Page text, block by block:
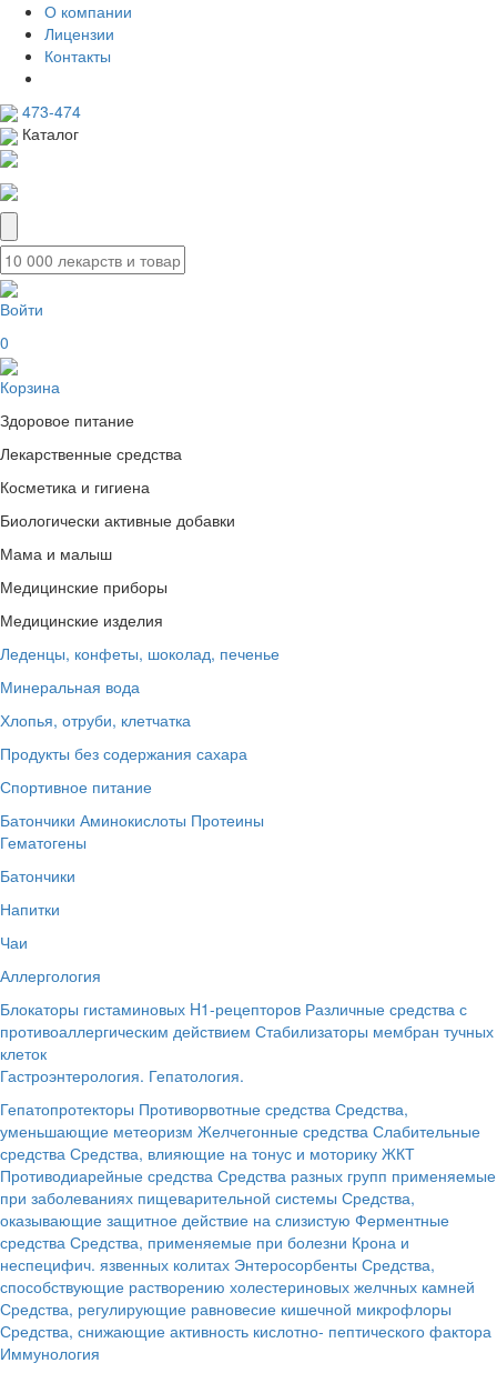
О компании
Лицензии
Контакты
473-474
Каталог
Войти
0
Корзина
Здоровое питание
Лекарственные средства
Косметика и гигиена
Биологически активные добавки
Мама и малыш
Медицинские приборы
Медицинские изделия
Леденцы, конфеты, шоколад, печенье
Минеральная вода
Хлопья, отруби, клетчатка
Продукты без содержания сахара
Спортивное питание
Батончики Аминокислоты Протеины
Гематогены
Батончики
Напитки
Чаи
Аллергология
Блокаторы гистаминовых H1-рецепторов Различные средства с
противоаллергическим действием Стабилизаторы мембран тучных
клеток
Гастроэнтерология. Гепатология.
Гепатопротекторы Противорвотные средства Средства,
уменьшающие метеоризм Желчегонные средства Слабительные
средства Средства, влияющие на тонус и моторику ЖКТ
Противодиарейные средства Средства разных групп применяемые
при заболеваниях пищеварительной системы Средства,
оказывающие защитное действие на слизистую Ферментные
средства Средства, применяемые при болезни Крона и
неспецифич. язвенных колитах Энтеросорбенты Средства,
способствующие растворению холестериновых желчных камней
Средства, регулирующие равновесие кишечной микрофлоры
Средства, снижающие активность кислотно- пептического фактора
Иммунология